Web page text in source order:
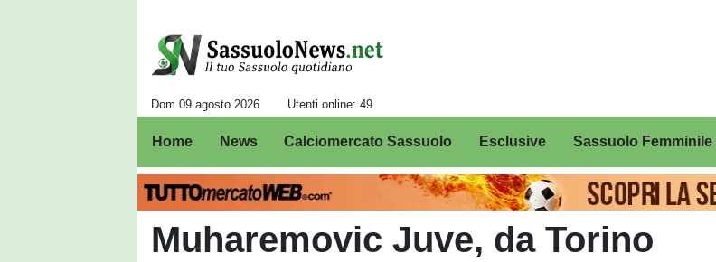
Dom 09 agosto 2026 Utenti online: 49
Home News Calciomercato Sassuolo Esclusive Sassuolo Femminile
Muharemovic Juve, da Torino